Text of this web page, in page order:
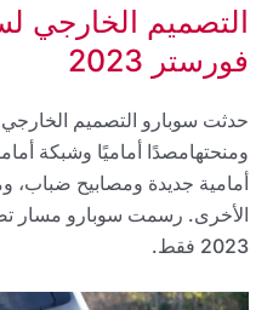
التصميم الخارجي
فورستر 2023
ومنحتهامصدًا أماميًا وشبكة
أمامية جديدة ومصابيح ضباب،
الأخرى. رسمت سوبارو مسار
2023 فقط.